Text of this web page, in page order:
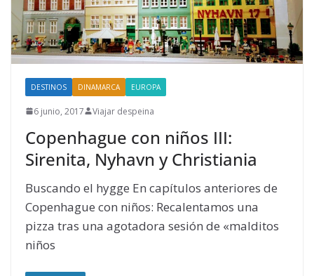
DESTINOS DINAMARCA EUROPA
6 junio, 2017 Viajar despeina
Copenhague con niños III:
Sirenita, Nyhavn y Christiania
Buscando el hygge En capítulos anteriores de
Copenhague con niños: Recalentamos una
pizza tras una agotadora sesión de «malditos
niños